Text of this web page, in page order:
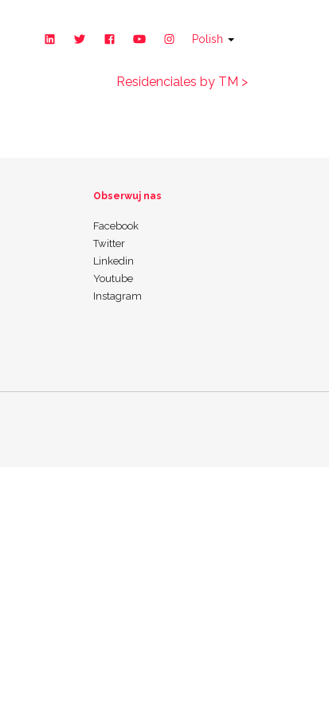
Polish
Residenciales by TM >
Obserwuj nas
Facebook
Twitter
Linkedin
Youtube
Instagram